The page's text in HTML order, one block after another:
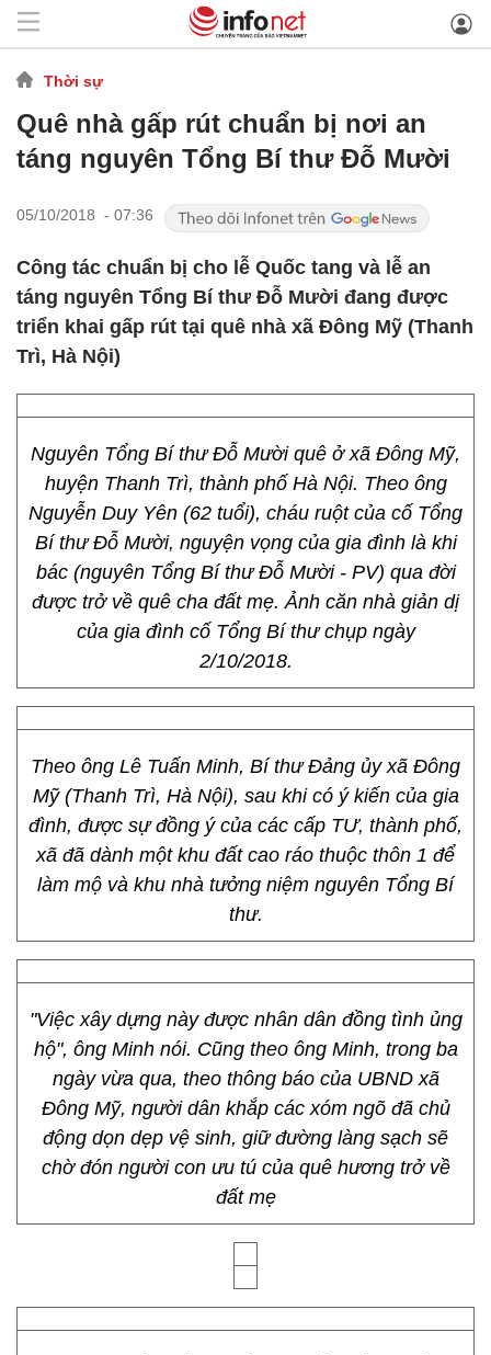
Thời sự
Quê nhà gấp rút chuẩn bị nơi an
táng nguyên Tổng Bí thư Đỗ Mười
05/10/2018 - 07:36
Công tác chuẩn bị cho lễ Quốc tang và lễ an
táng nguyên Tổng Bí thư Đỗ Mười đang được
triển khai gấp rút tại quê nhà xã Đông Mỹ (Thanh
Trì, Hà Nội)
Nguyên Tổng Bí thư Đỗ Mười quê ở xã Đông Mỹ,
huyện Thanh Trì, thành phố Hà Nội. Theo ông
Nguyễn Duy Yên (62 tuổi), cháu ruột của cố Tổng
Bí thư Đỗ Mười, nguyện vọng của gia đình là khi
bác (nguyên Tổng Bí thư Đỗ Mười - PV) qua đời
được trở về quê cha đất mẹ. Ảnh căn nhà giản dị
của gia đình cố Tổng Bí thư chụp ngày
2/10/2018.
Theo ông Lê Tuấn Minh, Bí thư Đảng ủy xã Đông
Mỹ (Thanh Trì, Hà Nội), sau khi có ý kiến của gia
đình, được sự đồng ý của các cấp TƯ, thành phố,
xã đã dành một khu đất cao ráo thuộc thôn 1 để
làm mộ và khu nhà tưởng niệm nguyên Tổng Bí
thư.
"Việc xây dựng này được nhân dân đồng tình ủng
hộ", ông Minh nói. Cũng theo ông Minh, trong ba
ngày vừa qua, theo thông báo của UBND xã
Đông Mỹ, người dân khắp các xóm ngõ đã chủ
động dọn dẹp vệ sinh, giữ đường làng sạch sẽ
chờ đón người con ưu tú của quê hương trở về
đất mẹ